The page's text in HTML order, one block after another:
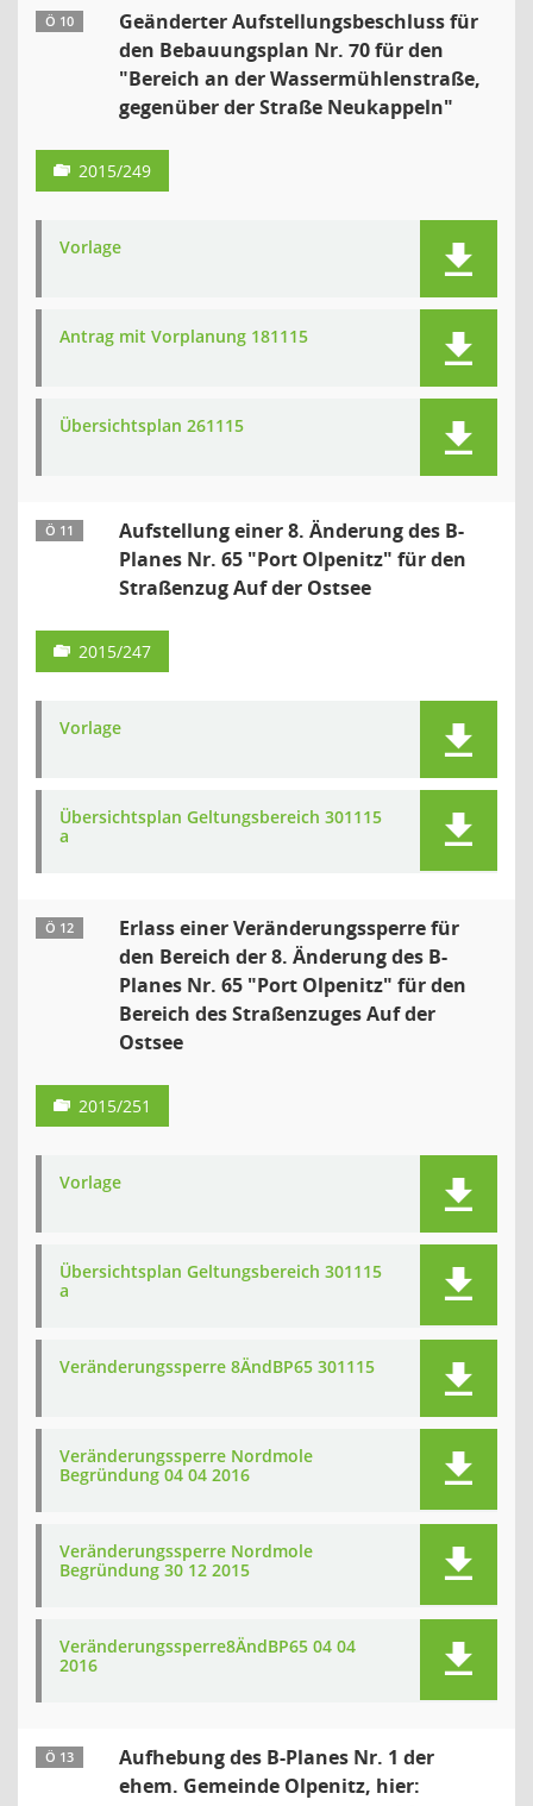
Ö 10
Geänderter Aufstellungsbeschluss für
den Bebauungsplan Nr. 70 für den
"Bereich an der Wassermühlenstraße,
gegenüber der Straße Neukappeln"
2015/249
Vorlage
Antrag mit Vorplanung 181115
Übersichtsplan 261115
Ö 11
Aufstellung einer 8. Änderung des B-
Planes Nr. 65 "Port Olpenitz" für den
Straßenzug Auf der Ostsee
2015/247
Vorlage
Übersichtsplan Geltungsbereich 301115
a
Ö 12
Erlass einer Veränderungssperre für
den Bereich der 8. Änderung des B-
Planes Nr. 65 "Port Olpenitz" für den
Bereich des Straßenzuges Auf der
Ostsee
2015/251
Vorlage
Übersichtsplan Geltungsbereich 301115
a
Veränderungssperre 8ÄndBP65 301115
Veränderungssperre Nordmole
Begründung 04 04 2016
Veränderungssperre Nordmole
Begründung 30 12 2015
Veränderungssperre8ÄndBP65 04 04
2016
Ö 13
Aufhebung des B-Planes Nr. 1 der
ehem. Gemeinde Olpenitz, hier: